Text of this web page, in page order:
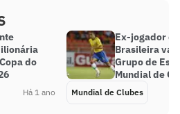
do
Há 1 ano
Ex-jogador
Brasileira vai
Grupo de
Mundial de
Mundial de Clubes